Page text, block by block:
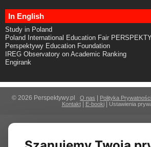
In English
Study in Poland
Poland International Education Fair
Perspektywy Education Foundation
IREG Observatory on Academic Ranking
Engirank
© 2026 Perspektywy.pl O nas Polityka Prywatności
Kontakt| E-booki| Ustawienia